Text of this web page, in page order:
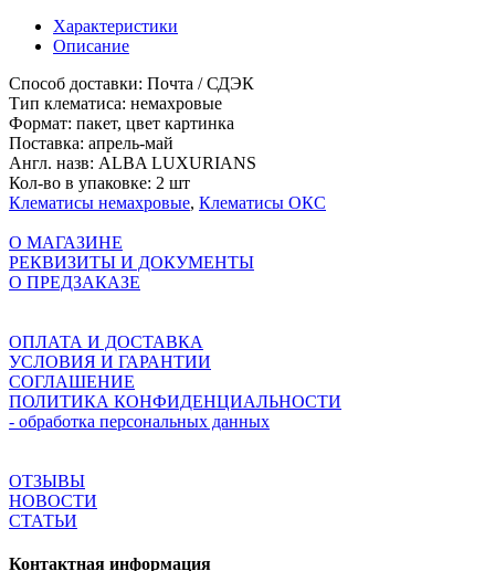
Характеристики
Описание
Способ доставки: Почта / СДЭК
Тип клематиса: немахровые
Формат: пакет, цвет картинка
Поставка: апрель-май
Англ. назв: ALBA LUXURIANS
Кол-во в упаковке: 2 шт
Клематисы немахровые, Клематисы ОКС
О МАГАЗИНЕ
РЕКВИЗИТЫ И ДОКУМЕНТЫ
О ПРЕДЗАКАЗЕ
ОПЛАТА И ДОСТАВКА
УСЛОВИЯ И ГАРАНТИИ
СОГЛАШЕНИЕ
ПОЛИТИКА КОНФИДЕНЦИАЛЬНОСТИ
- обработка персональных данных
ОТЗЫВЫ
НОВОСТИ
СТАТЬИ
Контактная информация